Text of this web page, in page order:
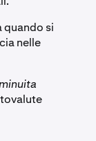
si
nelle